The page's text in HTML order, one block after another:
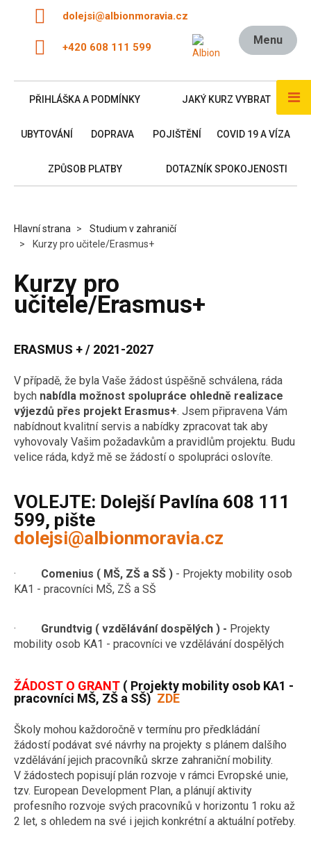
dolejsi@albionmoravia.cz
+420 608 111 599
Menu
PŘIHLÁŠKA A PODMÍNKY JAKÝ KURZ VYBRAT
UBYTOVÁNÍ DOPRAVA POJIŠTĚNÍ COVID 19 A VÍZA
ZPŮSOB PLATBY DOTAZNÍK SPOKOJENOSTI
Hlavní strana
Studium v zahraničí
Kurzy pro učitele/Erasmus+
Kurzy pro
učitele/Erasmus+
ERASMUS + / 2021-2027
V případě, že byla Vaše žádost úspěšně schválena, ráda
bych nabídla možnost spolupráce ohledně realizace
výjezdů přes projekt Erasmus+. Jsem připravena Vám
nabídnout kvalitní servis a nabídky zpracovat tak aby
vyhovovaly Vašim požadavkům a pravidlům projektu. Budu
velice ráda, když mě se žádostí o spolupráci oslovíte.
VOLEJTE: Dolejší Pavlína 608 111
599, pište
dolejsi@albionmoravia.cz
· Comenius ( MŠ, ZŠ a SŠ ) - Projekty mobility osob
KA1 - pracovníci MŠ, ZŠ a SŠ
· Grundtvig ( vzdělávání dospělých ) - Projekty
mobility osob KA1 - pracovníci ve vzdělávání dospělých
ŽÁDOST O GRANT ( Projekty mobility osob KA1 -
pracovníci MŠ, ZŠ a SŠ) ZDE
Školy mohou každoročně v termínu pro předkládání
žádostí podávat své návrhy na projekty s plánem dalšího
vzdělávání jejich pracovníků skrze zahraniční mobility.
V žádostech popisují plán rozvoje v rámci Evropské unie,
tzv. European Development Plan, a plánují aktivity
profesního rozvoje svých pracovníků v horizontu 1 roku až
2 let, s ohledem na své i jejich konkrétní a aktuální potřeby.